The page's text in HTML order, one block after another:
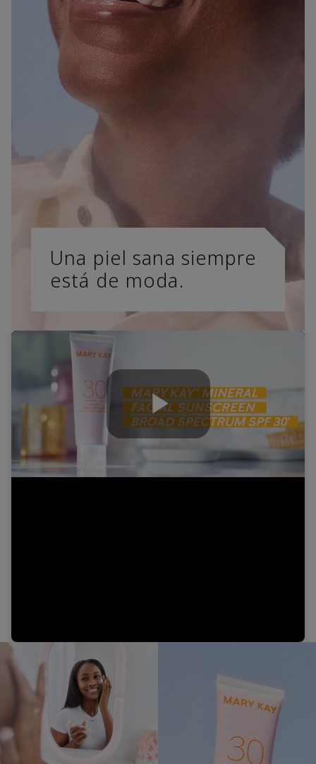
Una piel sana siempre
está de moda.
Play